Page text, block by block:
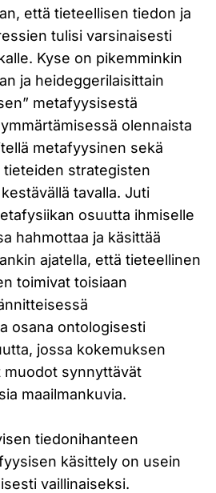
että tieteellisen tiedon ja
tulisi varsinaisesti
Kyse on pikemminkin
ja heideggerilaisittain
metafyysisestä
olennaista
metafyysinen sekä
strategisten
tavalla. Juti
osuutta ihmiselle
hahmottaa ja käsittää
ajatella, että tieteellinen
toimivat toisiaan
osana ontologisesti
jossa kokemuksen
muodot synnyttävät
maailmankuvia.
tiedonihanteen
käsittely on usein
vaillinaiseksi.